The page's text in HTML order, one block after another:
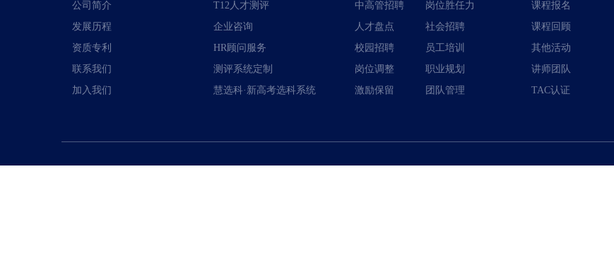
公司简介
发展历程
资质专利
联系我们
加入我们
T12人才测评
企业咨询
HR顾问服务
测评系统定制
慧选科·新高考选科系统
中高管招聘 岗位胜任力
人才盘点 社会招聘
校园招聘 员工培训
岗位调整 职业规划
激励保留 团队管理
课程报名
课程回顾
其他活动
讲师团队
TAC认证